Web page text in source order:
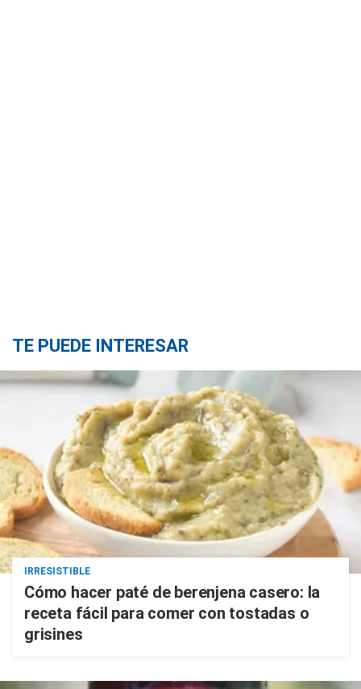
TE PUEDE INTERESAR
IRRESISTIBLE
Cómo hacer paté de berenjena casero: la
receta fácil para comer con tostadas o
grisines